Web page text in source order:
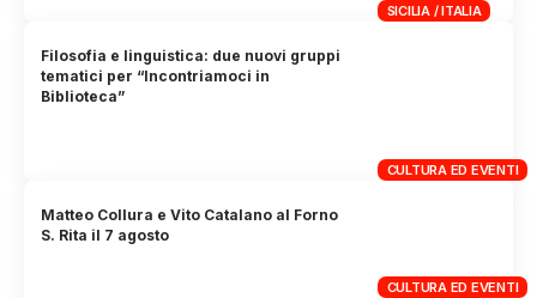
SICILIA / ITALIA
CULTURA ED EVENTI
Filosofia e linguistica: due nuovi gruppi
tematici per “Incontriamoci in
Biblioteca”
CULTURA ED EVENTI
Matteo Collura e Vito Catalano al Forno
S. Rita il 7 agosto